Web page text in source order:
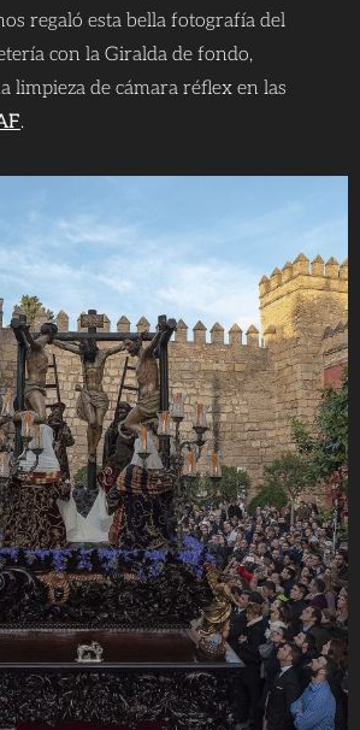
regaló esta bella fotografía del
con la Giralda de fondo,
limpieza de cámara réflex en las
.